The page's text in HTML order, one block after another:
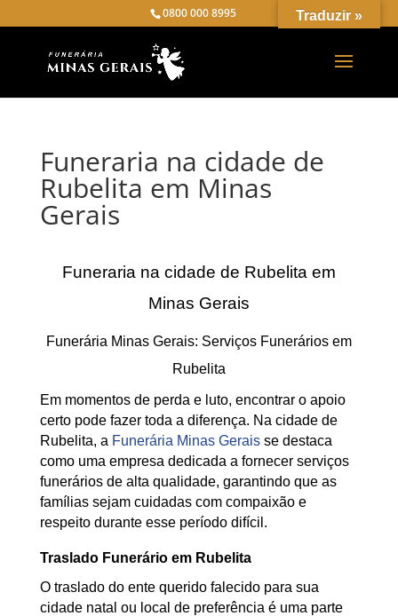
0800 000 8995
Funeraria na cidade de
Rubelita em Minas
Gerais
Funeraria na cidade de Rubelita em
Minas Gerais
Funerária Minas Gerais: Serviços Funerários em
Rubelita
Em momentos de perda e luto, encontrar o apoio
certo pode fazer toda a diferença. Na cidade de
Rubelita, a Funerária Minas Geraisse destaca
como uma empresa dedicada a fornecer serviços
funerários de alta qualidade, garantindo que as
famílias sejam cuidadas com compaixão e
respeito durante esse período difícil.
Traslado Funerário em Rubelita
O traslado do ente querido falecido para sua
cidade natal ou local de preferência é uma parte
Traduzir »